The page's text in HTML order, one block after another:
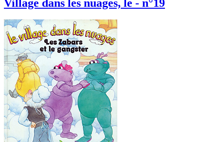
Village dans les nuages, le - n°19